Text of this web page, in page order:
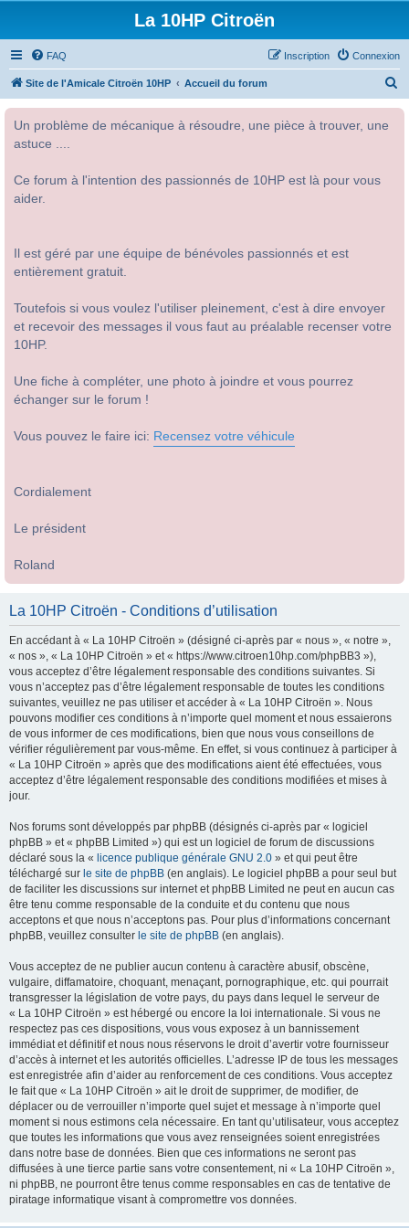
La 10HP Citroën
FAQ Connexion
Inscription
Site de l'Amicale Citroën 10HP Accueil du forum
Un problème de mécanique à résoudre, une pièce à trouver, une
astuce ....
Ce forum à l'intention des passionnés de 10HP est là pour vous
aider.
Il est géré par une équipe de bénévoles passionnés et est
entièrement gratuit.
Toutefois si vous voulez l'utiliser pleinement, c'est à dire envoyer
et recevoir des messages il vous faut au préalable recenser votre
10HP.
Une fiche à compléter, une photo à joindre et vous pourrez
échanger sur le forum !
Vous pouvez le faire ici: Recensez votre véhicule
Cordialement
Le président
Roland
La 10HP Citroën - Conditions d’utilisation
En accédant à « La 10HP Citroën » (désigné ci-après par « nous », « notre »,
« nos », « La 10HP Citroën » et « https://www.citroen10hp.com/phpBB3 »),
vous acceptez d’être légalement responsable des conditions suivantes. Si
vous n’acceptez pas d’être légalement responsable de toutes les conditions
suivantes, veuillez ne pas utiliser et accéder à « La 10HP Citroën ». Nous
pouvons modifier ces conditions à n’importe quel moment et nous essaierons
de vous informer de ces modifications, bien que nous vous conseillons de
vérifier régulièrement par vous-même. En effet, si vous continuez à participer à
« La 10HP Citroën » après que des modifications aient été effectuées, vous
acceptez d’être légalement responsable des conditions modifiées et mises à
jour.
Nos forums sont développés par phpBB (désignés ci-après par « logiciel
phpBB » et « phpBB Limited ») qui est un logiciel de forum de discussions
déclaré sous la « licence publique générale GNU 2.0 » et qui peut être
téléchargé sur le site de phpBB (en anglais). Le logiciel phpBB a pour seul but
de faciliter les discussions sur internet et phpBB Limited ne peut en aucun cas
être tenu comme responsable de la conduite et du contenu que nous
acceptons et que nous n’acceptons pas. Pour plus d’informations concernant
phpBB, veuillez consulter le site de phpBB (en anglais).
Vous acceptez de ne publier aucun contenu à caractère abusif, obscène,
vulgaire, diffamatoire, choquant, menaçant, pornographique, etc. qui pourrait
transgresser la législation de votre pays, du pays dans lequel le serveur de
« La 10HP Citroën » est hébergé ou encore la loi internationale. Si vous ne
respectez pas ces dispositions, vous vous exposez à un bannissement
immédiat et définitif et nous nous réservons le droit d’avertir votre fournisseur
d’accès à internet et les autorités officielles. L’adresse IP de tous les messages
est enregistrée afin d’aider au renforcement de ces conditions. Vous acceptez
le fait que « La 10HP Citroën » ait le droit de supprimer, de modifier, de
déplacer ou de verrouiller n’importe quel sujet et message à n’importe quel
moment si nous estimons cela nécessaire. En tant qu’utilisateur, vous acceptez
que toutes les informations que vous avez renseignées soient enregistrées
dans notre base de données. Bien que ces informations ne seront pas
diffusées à une tierce partie sans votre consentement, ni « La 10HP Citroën »,
ni phpBB, ne pourront être tenus comme responsables en cas de tentative de
piratage informatique visant à compromettre vos données.